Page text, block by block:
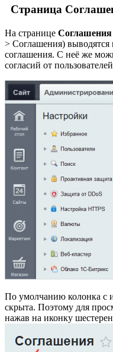
Страница
На странице Соглашения
> Соглашения) выводятся
соглашения. С неё же
согласий от
По умолчанию колонка с
скрыта. Поэтому для
нажав на иконку